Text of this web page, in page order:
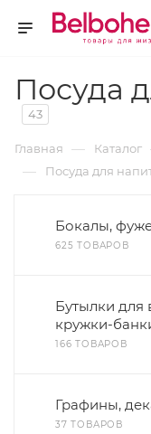
Посуда
43
Главная — Каталог
— Посуда для
Бокалы,
625 ТОВАРОВ
Бутылки
кружки-
166 ТОВАРОВ
Графины,
37 ТОВАРОВ